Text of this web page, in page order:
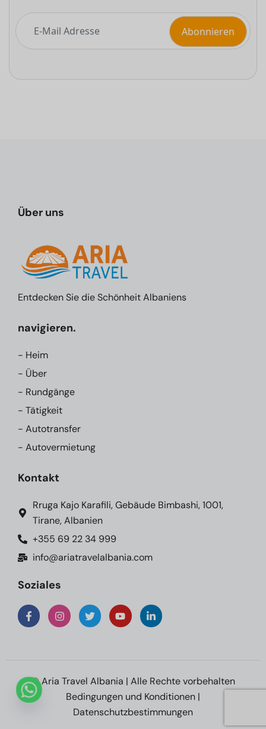
Über uns
Entdecken Sie die Schönheit Albaniens
navigieren.
- Heim
- Über
- Rundgänge
- Tätigkeit
- Autotransfer
- Autovermietung
Kontakt
Rruga Kajo Karafili, Gebäude Bimbashi, 1001,
Tirane, Albanien
+355 69 22 34 999
info@ariatravelalbania.com
Soziales
© Aria Travel Albania | Alle Rechte vorbehalten
Bedingungen und Konditionen |
Datenschutzbestimmungen